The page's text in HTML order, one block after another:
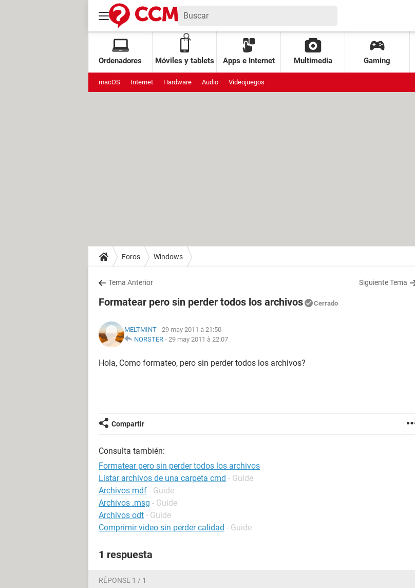
Ordenadores Móviles y tablets Apps e Internet Multimedia Gaming
macOS Internet Hardware Audio Videojuegos
Foros Windows
Tema Anterior Siguiente Tema
Formatear pero sin perder todos los archivos Cerrado
MELTMINT - 29 may 2011 à 21:50
NORSTER - 29 may 2011 à 22:07
Hola, Como formateo, pero sin perder todos los archivos?
Compartir
Consulta también:
Formatear pero sin perder todos los archivos
Listar archivos de una carpeta cmd - Guide
Archivos mdf - Guide
Archivos .msg - Guide
Archivos odt - Guide
Comprimir video sin perder calidad - Guide
1 respuesta
RÉPONSE 1 / 1